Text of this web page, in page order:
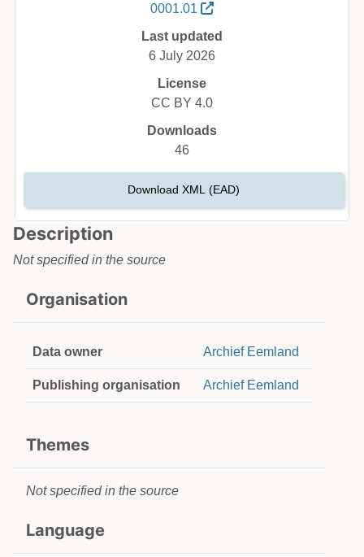
Description
Not specified in the source
Organisation
Data owner Archief Eemland
Publishing organisation Archief Eemland
Themes
Not specified in the source
Language
0001.01
Last updated
6 July 2026
License
CC BY 4.0
Downloads
46
Download XML (EAD)